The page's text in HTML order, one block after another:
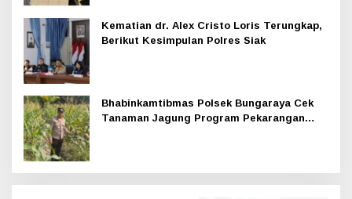
Kematian dr. Alex Cristo Loris Terungkap,
Berikut Kesimpulan Polres Siak
Bhabinkamtibmas Polsek Bungaraya Cek
Tanaman Jagung Program Pekarangan